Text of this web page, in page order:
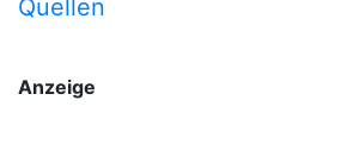
Quellen
Anzeige